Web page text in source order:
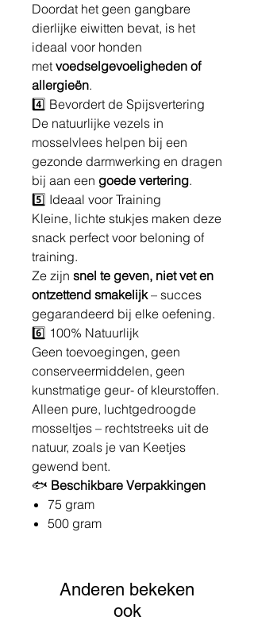
Doordat het geen gangbare
dierlijke eiwitten bevat, is het
ideaal voor honden
met voedselgevoeligheden of
allergieën.
4️⃣ Bevordert de Spijsvertering
De natuurlijke vezels in
mosselvlees helpen bij een
gezonde darmwerking en dragen
bij aan een goede vertering.
5️⃣ Ideaal voor Training
Kleine, lichte stukjes maken deze
snack perfect voor beloning of
training.
Ze zijn snel te geven, niet vet en
ontzettend smakelijk– succes
gegarandeerd bij elke oefening.
6️⃣ 100% Natuurlijk
Geen toevoegingen, geen
conserveermiddelen, geen
kunstmatige geur- of kleurstoffen.
Alleen pure, luchtgedroogde
mosseltjes – rechtstreeks uit de
natuur, zoals je van Keetjes
gewend bent.
🐟 Beschikbare Verpakkingen
75 gram
500 gram
Anderen bekeken
ook